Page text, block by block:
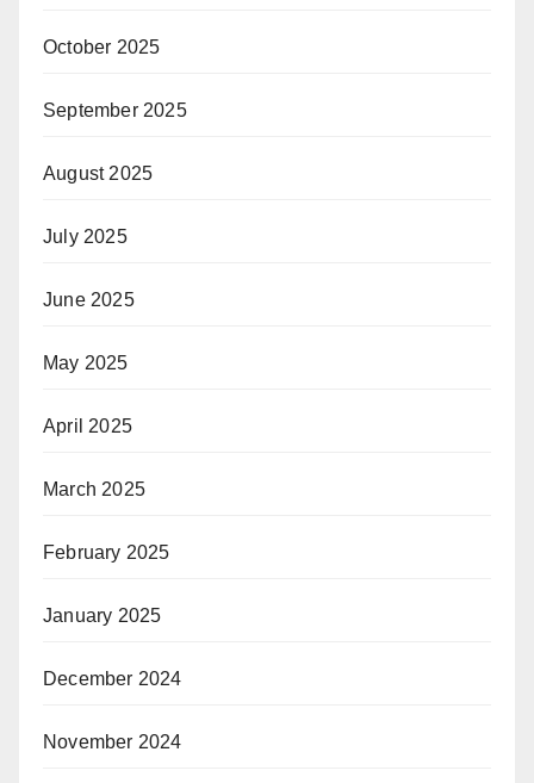
October 2025
September 2025
August 2025
July 2025
June 2025
May 2025
April 2025
March 2025
February 2025
January 2025
December 2024
November 2024